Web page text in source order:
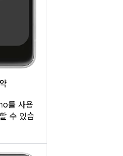
를 사용
수 있습